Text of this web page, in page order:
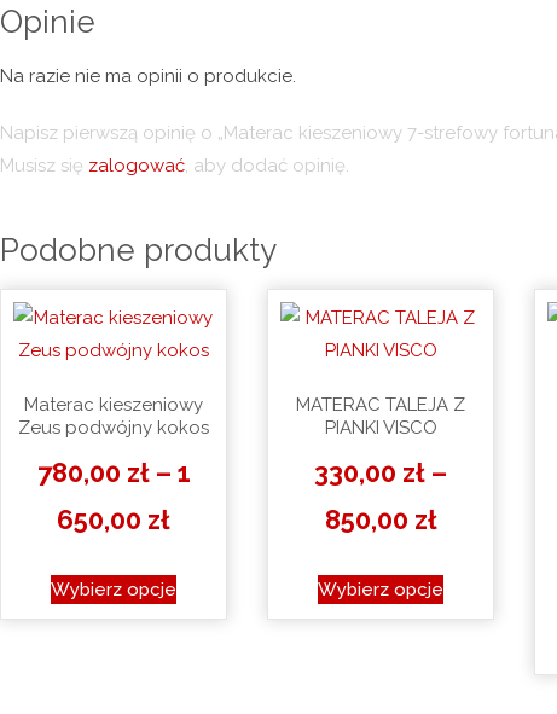
Opinie
Na razie nie ma opinii o produkcie.
Napisz pierwszą opinię o „Materac kieszeniowy 7-strefowy
Musisz się zalogować, aby dodać opinię.
Podobne produkty
Materac kieszeniowy
Zeus podwójny kokos
780,00 zł – 1
650,00 złZakres
od
Wybierz opcje
Ten
produkt
MATERAC TALEJA Z
PIANKI VISCO
330,00 zł –
850,00 złZakres
od
Wybierz opcje
Ten
produkt